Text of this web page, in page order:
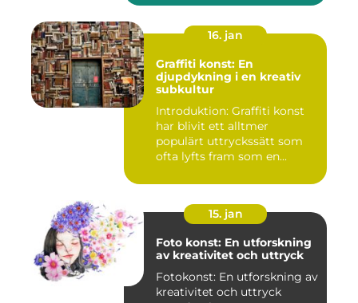
16. jan
Graffiti konst: En
djupdykning i en kreativ
subkultur
Introduktion: Graffiti konst
har blivit ett alltmer
populärt uttryckssätt som
ofta lyfts fram som en...
15. jan
Foto konst: En utforskning
av kreativitet och uttryck
Fotokonst: En utforskning av
kreativitet och uttryck